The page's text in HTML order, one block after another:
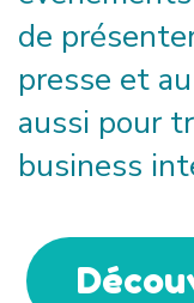
de
presse et
aussi pour
business